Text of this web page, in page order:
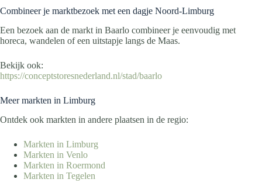
Combineer je marktbezoek met een dagje Noord-Limburg
Een bezoek aan de markt in Baarlo combineer je eenvoudig met
horeca, wandelen of een uitstapje langs de Maas.
Bekijk ook:
https://conceptstoresnederland.nl/stad/baarlo
Meer markten in Limburg
Ontdek ook markten in andere plaatsen in de regio:
Markten in Limburg
Markten in Venlo
Markten in Roermond
Markten in Tegelen